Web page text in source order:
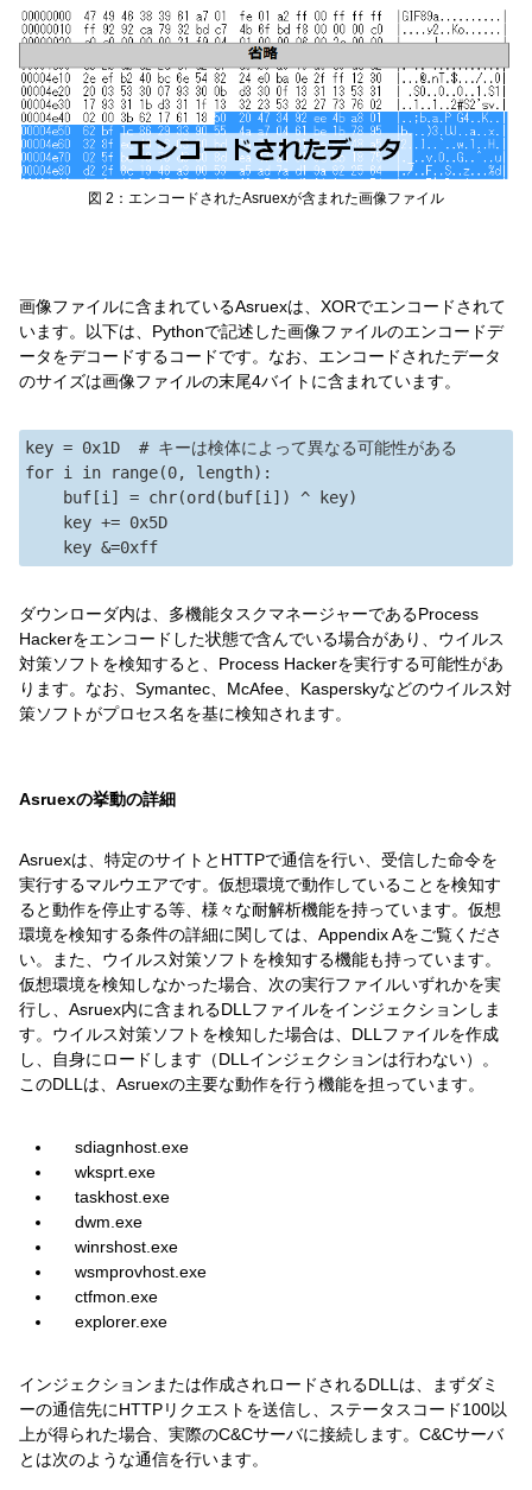
図 2：エンコードされたAsruexが含まれた画像ファイル
画像ファイルに含まれているAsruexは、XORでエンコードされて
います。以下は、Pythonで記述した画像ファイルのエンコードデ
ータをデコードするコードです。なお、エンコードされたデータ
のサイズは画像ファイルの末尾4バイトに含まれています。
key = 0x1D  # キーは検体によって異なる可能性がある
for i in range(0, length):
ダウンローダ内は、多機能タスクマネージャーであるProcess
Hackerをエンコードした状態で含んでいる場合があり、ウイルス
対策ソフトを検知すると、Process Hackerを実行する可能性があ
ります。なお、Symantec、McAfee、Kasperskyなどのウイルス対
策ソフトがプロセス名を基に検知されます。
Asruexの挙動の詳細
Asruexは、特定のサイトとHTTPで通信を行い、受信した命令を
実行するマルウエアです。仮想環境で動作していることを検知す
ると動作を停止する等、様々な耐解析機能を持っています。仮想
環境を検知する条件の詳細に関しては、Appendix Aをご覧くださ
い。また、ウイルス対策ソフトを検知する機能も持っています。
仮想環境を検知しなかった場合、次の実行ファイルいずれかを実
行し、Asruex内に含まれるDLLファイルをインジェクションしま
す。ウイルス対策ソフトを検知した場合は、DLLファイルを作成
し、自身にロードします（DLLインジェクションは行わない）。
このDLLは、Asruexの主要な動作を行う機能を担っています。
sdiagnhost.exe
wksprt.exe
taskhost.exe
dwm.exe
winrshost.exe
wsmprovhost.exe
ctfmon.exe
explorer.exe
インジェクションまたは作成されロードされるDLLは、まずダミ
ーの通信先にHTTPリクエストを送信し、ステータスコード100以
上が得られた場合、実際のC&Cサーバに接続します。C&Cサーバ
とは次のような通信を行います。